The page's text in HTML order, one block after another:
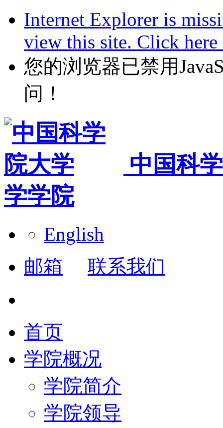
Internet Explorer is
view this site. Click
您的浏览器已禁用
问！
中国科
学学院
English
邮箱
联系我们
首页
学院概况
学院简介
学院领导